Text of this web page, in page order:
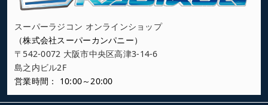
スーパーラジコン オンラインショップ
（株式会社スーパーカンパニー）
〒542-0072 大阪市中央区高津3-14-6
島之内ビル2F
営業時間： 10:00～20:00